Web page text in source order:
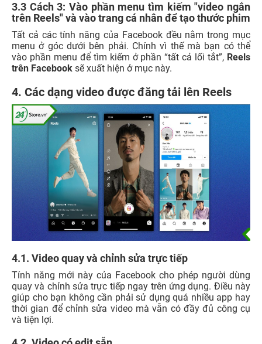
3.3 Cách 3: Vào phần menu tìm kiếm "video ngắn
trên Reels" và vào trang cá nhân để tạo thước phim
Tất cả các tính năng của Facebook đều nằm trong mục
menu ở góc dưới bên phải. Chính vì thế mà bạn có thể
vào phần menu để tìm kiếm ở phần “tất cả lối tắt”, Reels
trên Facebook sẽ xuất hiện ở mục này.
4. Các dạng video được đăng tải lên Reels
4.1. Video quay và chỉnh sửa trực tiếp
Tính năng mới này của Facebook cho phép người dùng
quay và chỉnh sửa trực tiếp ngay trên ứng dụng. Điều này
giúp cho bạn không cần phải sử dụng quá nhiều app hay
thời gian để chỉnh sửa video mà vẫn có đầy đủ công cụ
và tiện lợi.